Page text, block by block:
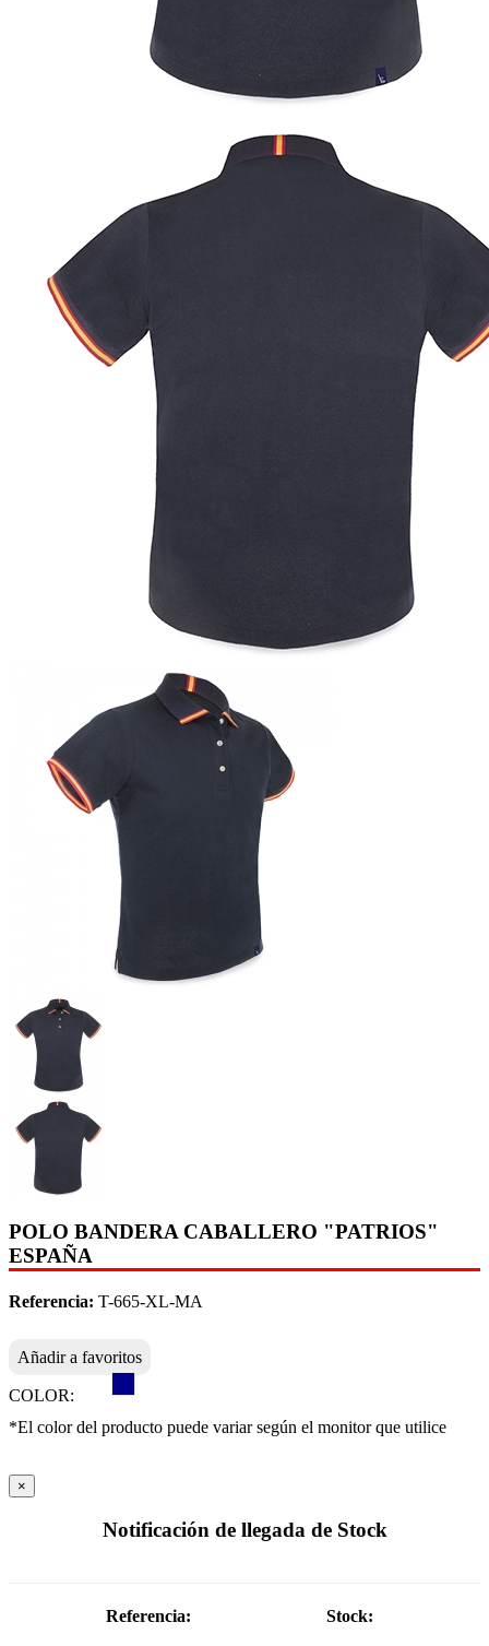
POLO BANDERA CABALLERO "PATRIOS"
ESPAÑA
Referencia: T-665-XL-MA
Añadir a favoritos
COLOR:
*El color del producto puede variar según el monitor que utilice
×
Notificación de llegada de Stock
Referencia: Stock: